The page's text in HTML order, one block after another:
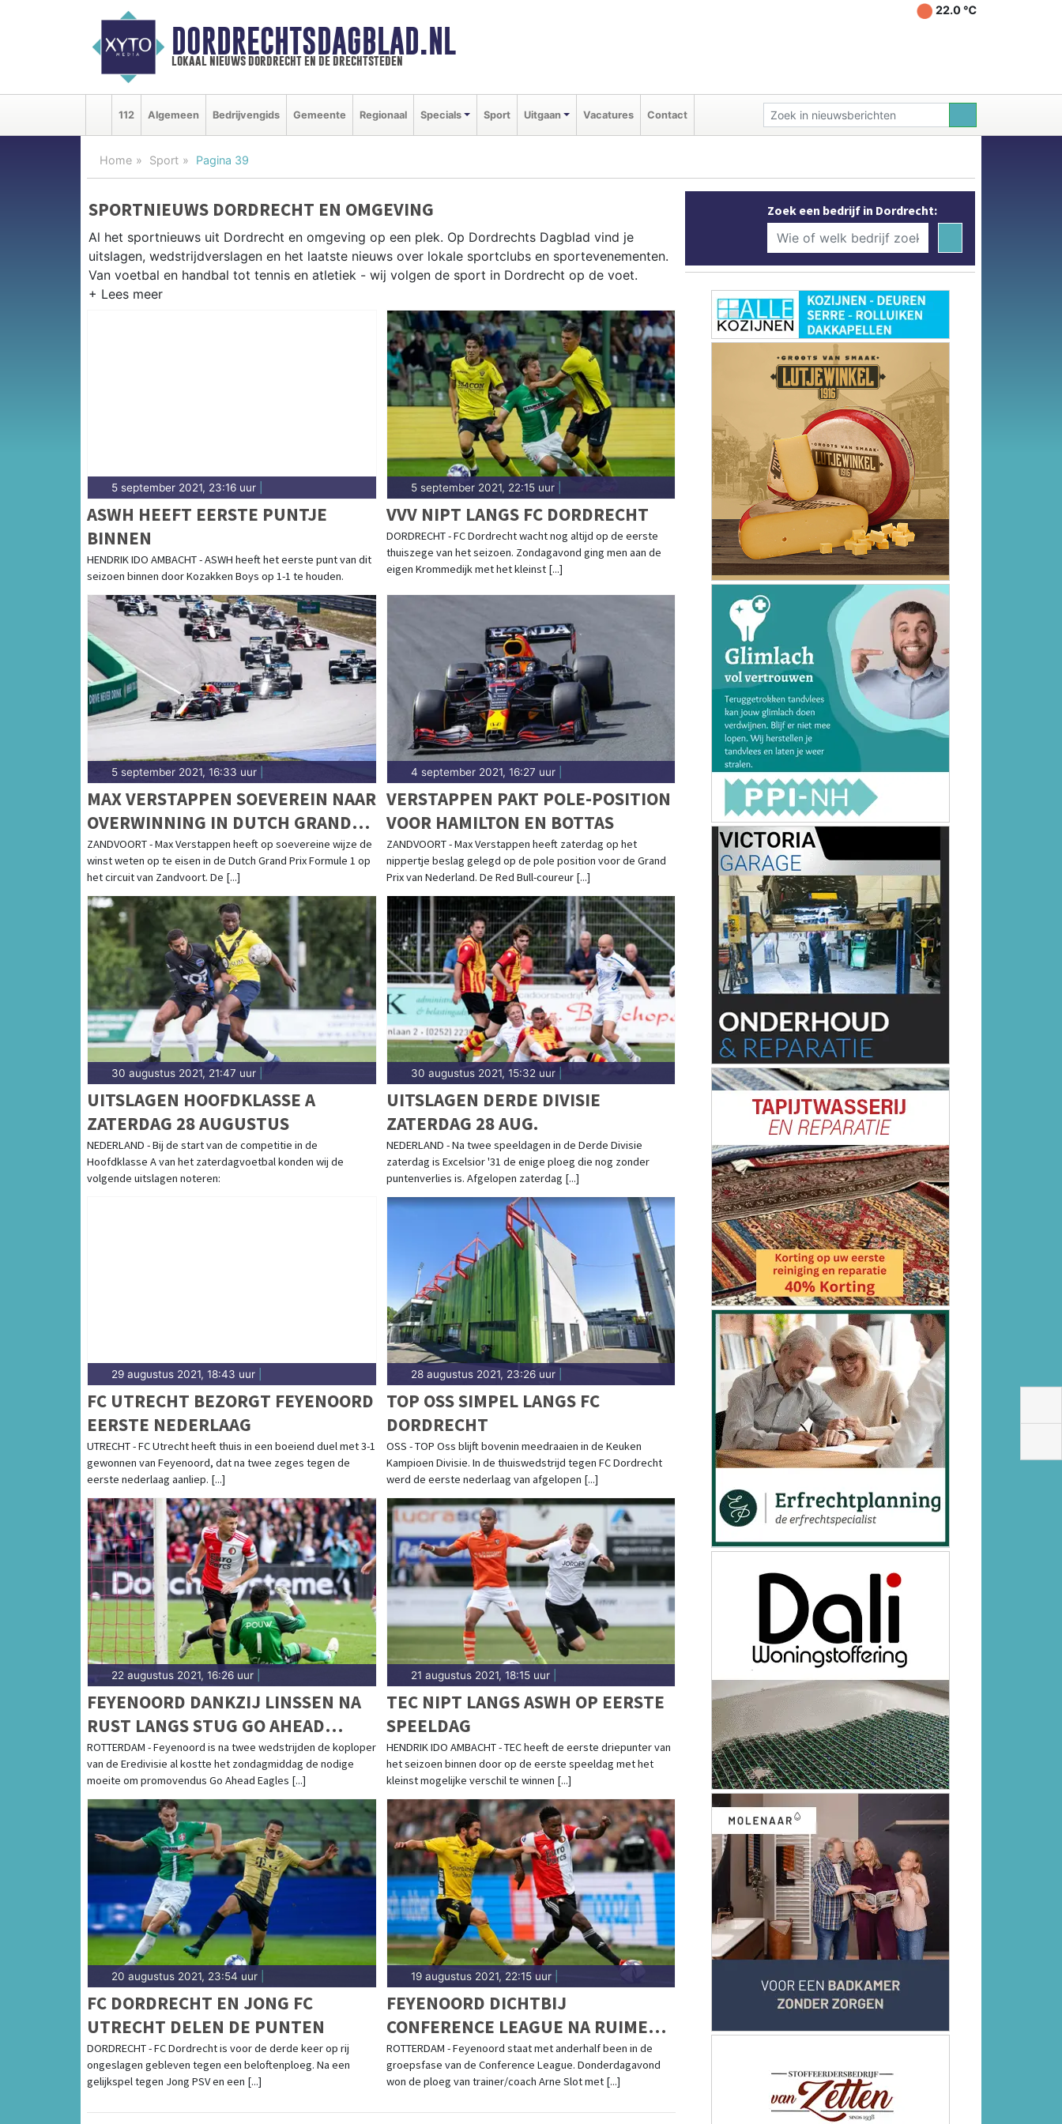
DORDRECHTSDAGBLAD.NL
lokaal nieuws dordrecht en de drechtsteden
22.0 ℃
112 Algemeen Bedrijvengids Gemeente Regionaal Specials Sport Uitgaan Vacatures Contact
Home Sport Pagina 39
SPORTNIEUWS DORDRECHT EN OMGEVING
Al het sportnieuws uit Dordrecht en omgeving op een plek. Op Dordrechts Dagblad vind je
uitslagen, wedstrijdverslagen en het laatste nieuws over lokale sportclubs en sportevenementen.
Van voetbal en handbal tot tennis en atletiek - wij volgen de sport in Dordrecht op de voet.
Van FC Dordrecht en BVC Barendrecht tot roeien op de Merwede en zeilen op het Hollandsch
Diep — sport in Dordrecht heeft een sterke waterstad-traditie. Blijf op de hoogte van alle
5 september 2021, 23:16 uur
ASWH HEEFT EERSTE PUNTJE
BINNEN
HENDRIK IDO AMBACHT - ASWH heeft het eerste punt van dit
seizoen binnen door Kozakken Boys op 1-1 te houden.
5 september 2021, 22:15 uur|
VVV NIPT LANGS FC DORDRECHT
DORDRECHT - FC Dordrecht wacht nog altijd op de eerste
thuiszege van het seizoen. Zondagavond ging men aan de
eigen Krommedijk met het kleinst [...]
5 september 2021, 16:33 uur
MAX VERSTAPPEN SOEVEREIN NAAR
OVERWINNING IN DUTCH GRAND
PRIX F1
ZANDVOORT - Max Verstappen heeft op soevereine wijze de
winst weten op te eisen in de Dutch Grand Prix Formule 1 op
het circuit van Zandvoort. De [...]
4 september 2021, 16:27 uur|
VERSTAPPEN PAKT POLE-POSITION
VOOR HAMILTON EN BOTTAS
ZANDVOORT - Max Verstappen heeft zaterdag op het
nippertje beslag gelegd op de pole position voor de Grand
Prix van Nederland. De Red Bull-coureur [...]
30 augustus 2021, 21:47 uur
UITSLAGEN HOOFDKLASSE A
ZATERDAG 28 AUGUSTUS
NEDERLAND - Bij de start van de competitie in de
Hoofdklasse A van het zaterdagvoetbal konden wij de
volgende uitslagen noteren:
30 augustus 2021, 15:32 uur|
UITSLAGEN DERDE DIVISIE
ZATERDAG 28 AUG.
NEDERLAND - Na twee speeldagen in de Derde Divisie
zaterdag is Excelsior '31 de enige ploeg die nog zonder
puntenverlies is. Afgelopen zaterdag [...]
29 augustus 2021, 18:43 uur
FC UTRECHT BEZORGT FEYENOORD
EERSTE NEDERLAAG
UTRECHT - FC Utrecht heeft thuis in een boeiend duel met 3-1
gewonnen van Feyenoord, dat na twee zeges tegen de
eerste nederlaag aanliep. [...]
28 augustus 2021, 23:26 uur|
TOP OSS SIMPEL LANGS FC
DORDRECHT
OSS - TOP Oss blijft bovenin meedraaien in de Keuken
Kampioen Divisie. In de thuiswedstrijd tegen FC Dordrecht
werd de eerste nederlaag van afgelopen [...]
22 augustus 2021, 16:26 uur
FEYENOORD DANKZIJ LINSSEN NA
RUST LANGS STUG GO AHEAD
EAGLES
ROTTERDAM - Feyenoord is na twee wedstrijden de koploper
van de Eredivisie al kostte het zondagmiddag de nodige
moeite om promovendus Go Ahead Eagles [...]
21 augustus 2021, 18:15 uur|
TEC NIPT LANGS ASWH OP EERSTE
SPEELDAG
HENDRIK IDO AMBACHT - TEC heeft de eerste driepunter van
het seizoen binnen door op de eerste speeldag met het
kleinst mogelijke verschil te winnen [...]
20 augustus 2021, 23:54 uur
FC DORDRECHT EN JONG FC
UTRECHT DELEN DE PUNTEN
DORDRECHT - FC Dordrecht is voor de derde keer op rij
ongeslagen gebleven tegen een beloftenploeg. Na een
gelijkspel tegen Jong PSV en een [...]
19 augustus 2021, 22:15 uur|
FEYENOORD DICHTBIJ
CONFERENCE LEAGUE NA RUIME
ZEGE OP ELFSBORG
ROTTERDAM - Feyenoord staat met anderhalf been in de
groepsfase van de Conference League. Donderdagavond
won de ploeg van trainer/coach Arne Slot met [...]
Zoek een bedrijf in Dordrecht: